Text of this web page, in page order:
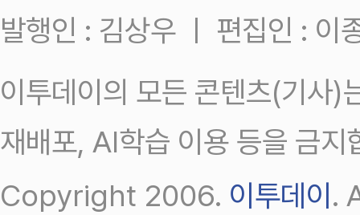
발행인 : 김상우 ㅣ 편집인 : 이
이투데이의 모든 콘텐츠(기사)
재배포, AI학습 이용 등을 금지
Copyright 2006. 이투데이 .